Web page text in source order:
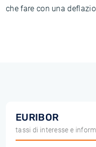
che fare con una
EURIBOR
tassi di interesse e